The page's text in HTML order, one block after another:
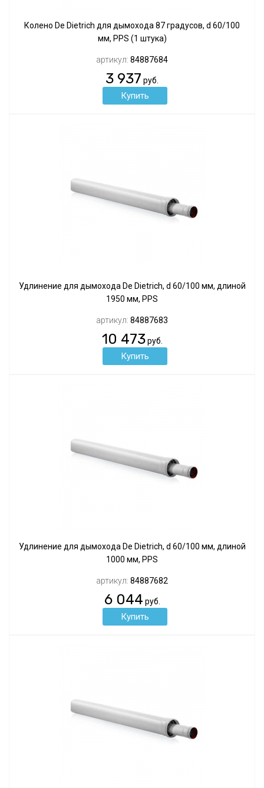
Колено De Dietrich для дымохода 87 градусов, d 60/100
мм, PPS (1 штука)
артикул: 84887684
3 937 руб.
Удлинение для дымохода De Dietrich, d 60/100 мм, длиной
1950 мм, PPS
артикул: 84887683
10 473руб.
Удлинение для дымохода De Dietrich, d 60/100 мм, длиной
1000 мм, PPS
артикул: 84887682
6 044 руб.